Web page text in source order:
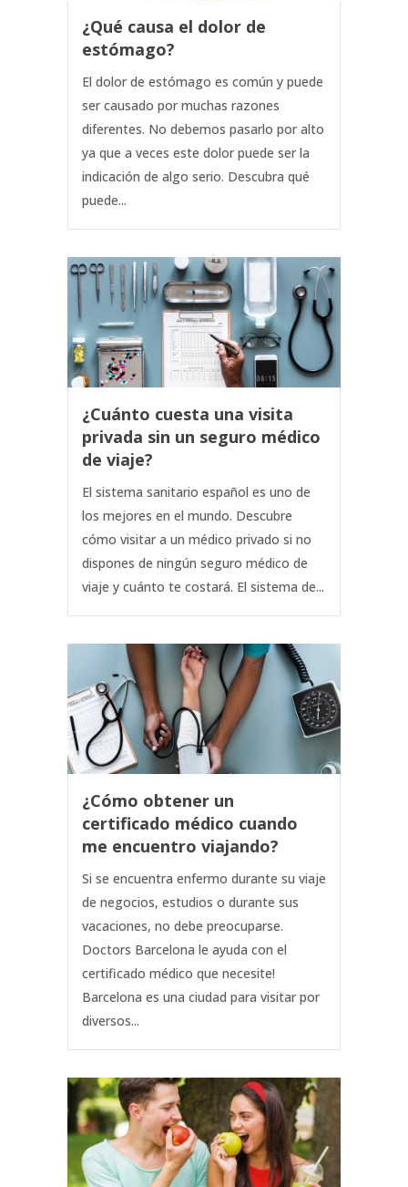
¿Qué causa el dolor de
estómago?
El dolor de estómago es común y puede
ser causado por muchas razones
diferentes. No debemos pasarlo por alto
ya que a veces este dolor puede ser la
indicación de algo serio. Descubra qué
puede...
¿Cuánto cuesta una visita
privada sin un seguro médico
de viaje?
El sistema sanitario español es uno de
los mejores en el mundo. Descubre
cómo visitar a un médico privado si no
dispones de ningún seguro médico de
viaje y cuánto te costará. El sistema de...
¿Cómo obtener un
certificado médico cuando
me encuentro viajando?
Si se encuentra enfermo durante su viaje
de negocios, estudios o durante sus
vacaciones, no debe preocuparse.
Doctors Barcelona le ayuda con el
certificado médico que necesite!
Barcelona es una ciudad para visitar por
diversos...